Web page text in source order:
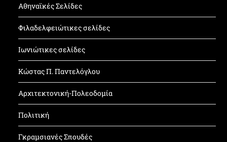
Αθηναϊκές Σελίδες
Φιλαδελφειώτικες σελίδες
Ιωνιώτικες σελίδες
Κώστας Π. Παντελόγλου
Αρχιτεκτονική-Πολεοδομία
Πολιτική
Γκραμσιανές Σπουδές